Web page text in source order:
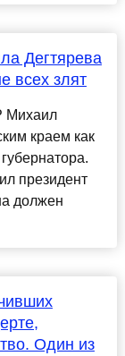
Дегтярева
всех злят
Михаил
краем как
президент
должен
Один из